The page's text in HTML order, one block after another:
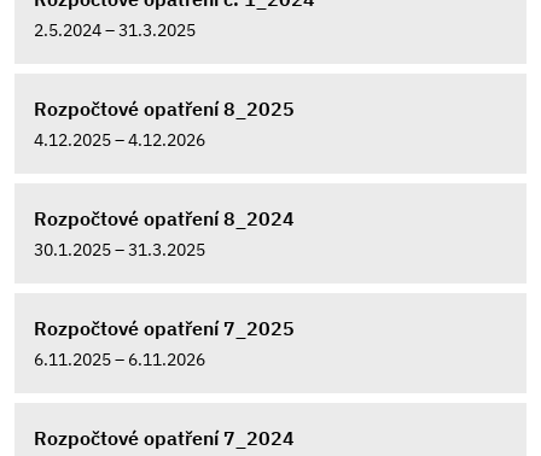
2.5.2024 – 31.3.2025
Rozpočtové opatření 8_2025
4.12.2025 – 4.12.2026
Rozpočtové opatření 8_2024
30.1.2025 – 31.3.2025
Rozpočtové opatření 7_2025
6.11.2025 – 6.11.2026
Rozpočtové opatření 7_2024